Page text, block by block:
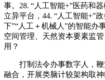
事。28. “人工智能+”医药和
立异平台，44. “人工智能+”
下”“人工＋机械人”的智能
空间管理、天然资本要素监
用？
打制法令办事数字人，鞭
融合，开展类脑计较架构取